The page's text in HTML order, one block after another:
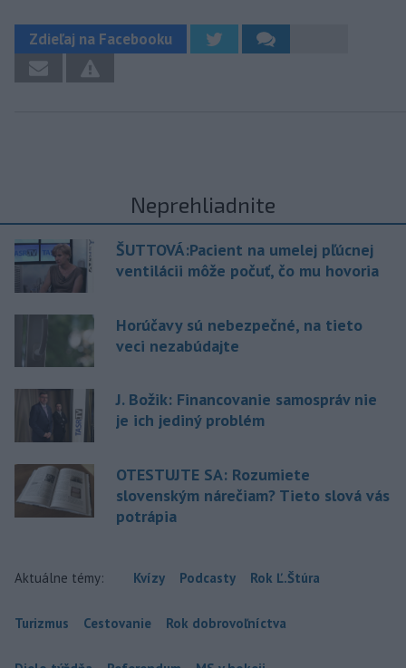
Zdieľaj na Facebooku
Neprehliadnite
ŠUTTOVÁ:Pacient na umelej pľúcnej
ventilácii môže počuť, čo mu hovoria
Horúčavy sú nebezpečné, na tieto
veci nezabúdajte
J. Božik: Financovanie samospráv nie
je ich jediný problém
OTESTUJTE SA: Rozumiete
slovenským nárečiam? Tieto slová vás
potrápia
Aktuálne témy: Kvízy Podcasty Rok Ľ.Štúra
Turizmus Cestovanie Rok dobrovoľníctva